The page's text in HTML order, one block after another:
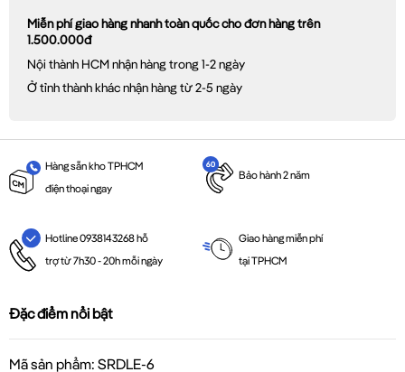
Miễn phí giao hàng nhanh toàn quốc cho đơn hàng trên
1.500.000đ
Nội thành HCM nhận hàng trong 1-2 ngày
Ở tỉnh thành khác nhận hàng từ 2-5 ngày
Hàng sẵn kho TPHCM
điện thoại ngay
Bảo hành 2 năm
Hotline 0938143268 hỗ
trợ từ 7h30 - 20h mỗi ngày
Giao hàng miễn phí
tại TPHCM
Đặc điểm nổi bật
Mã sản phẩm: SRDLE-6